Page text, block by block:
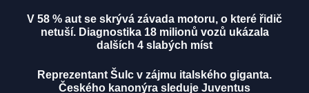
V 58 % aut se skrývá závada motoru, o které řidič
netuší. Diagnostika 18 milionů vozů ukázala
dalších 4 slabých míst
Reprezentant Šulc v zájmu italského giganta.
Českého kanonýra sleduje Juventus